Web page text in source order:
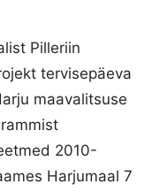
Pilleriin
tervisepäeva
maavalitsuse
2010-
Harjumaal 7